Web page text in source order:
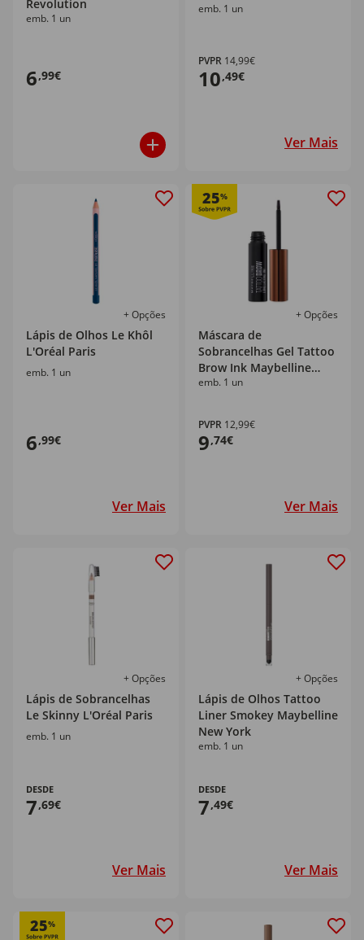
Revolution
emb. 1 un
6,99€
emb. 1 un
PVPR 14,99€
10,49€
Ver Mais
+ Opções
Lápis de Olhos Le Khôl
L'Oréal Paris
emb. 1 un
6,99€
Ver Mais
25%
+ Opções
Máscara de
Sobrancelhas Gel Tattoo
Brow Ink Maybelline
New York
emb. 1 un
PVPR 12,99€
9,74€
Ver Mais
+ Opções
Lápis de Sobrancelhas
Le Skinny L'Oréal Paris
emb. 1 un
DESDE
7,69€
Ver Mais
+ Opções
Lápis de Olhos Tattoo
Liner Smokey Maybelline
New York
emb. 1 un
DESDE
7,49€
Ver Mais
25%